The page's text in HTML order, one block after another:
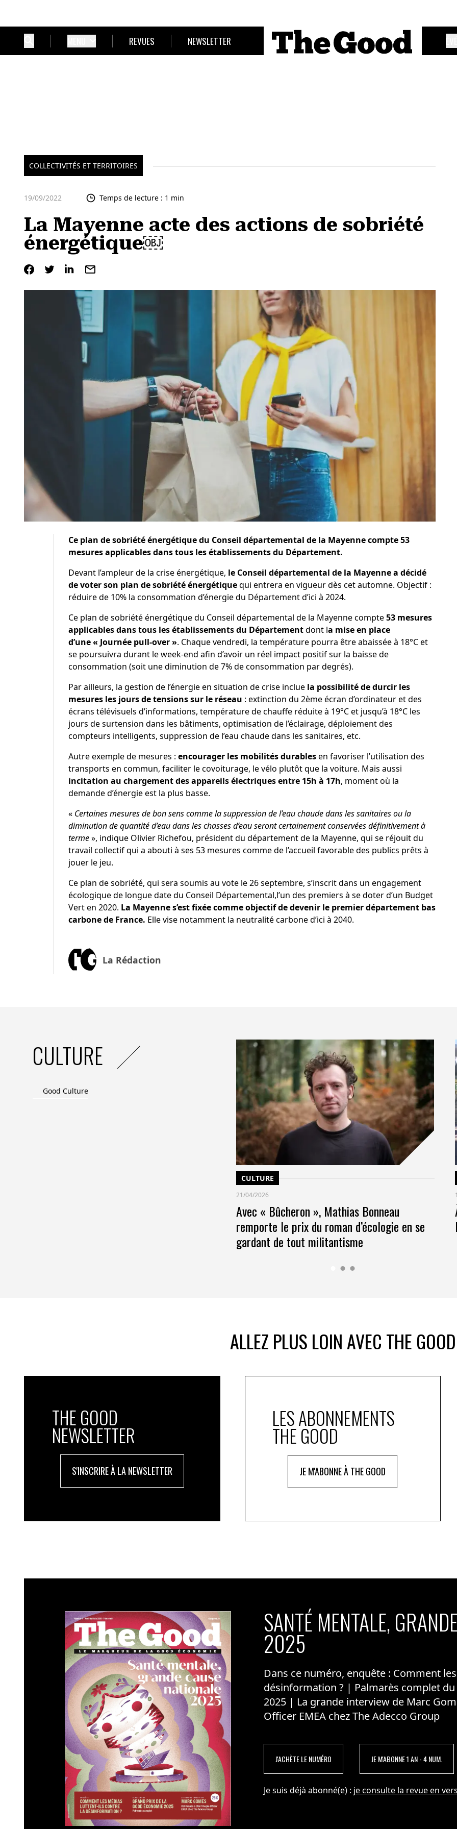
REVUES NEWSLETTER
COLLECTIVITÉS ET TERRITOIRES
19/09/2022 Temps de lecture : 1 min
La Mayenne acte des actions de sobriété
énergétique￼
Ce plan de sobriété énergétique du Conseil départemental de la Mayenne compte 53
mesures applicables dans tous les établissements du Département.
Devant l’ampleur de la crise énergétique, le Conseil départemental de la Mayenne a décidé
de voter son plan de sobriété énergétiquequi entrera en vigueur dès cet automne. Objectif :
réduire de 10% la consommation d’énergie du Département d’ici à 2024.
Ce plan de sobriété énergétique du Conseil départemental de la Mayenne compte53 mesures
applicables dans tous les établissements du Départementdont la mise en place
d’une « Journée pull-over ». Chaque vendredi, la température pourra être abaissée à 18°C et
se poursuivra durant le week-end afin d’avoir un réel impact positif sur la baisse de
consommation (soit une diminution de 7% de consommation par degrés).
Par ailleurs, la gestion de l’énergie en situation de crise inclue la possibilité de durcir les
mesures les jours de tensions sur le réseau : extinction du 2ème écran d’ordinateur et des
écrans télévisuels d’informations, température de chauffe réduite à 19°C et jusqu’à 18°C les
jours de surtension dans les bâtiments, optimisation de l’éclairage, déploiement des
compteurs intelligents, suppression de l’eau chaude dans les sanitaires, etc.
Autre exemple de mesures : encourager les mobilités durablesen favoriser l’utilisation des
transports en commun, faciliter le covoiturage, le vélo plutôt que la voiture. Mais aussi
incitation au chargement des appareils électriques entre 15h à 17h, moment où la
demande d’énergie est la plus basse.
« Certaines mesures de bon sens comme la suppression de l’eau chaude dans les sanitaires ou la
diminution de quantité d’eau dans les chasses d’eau seront certainement conservées définitivementà
terme», indique Olivier Richefou, président du département de la Mayenne, qui se réjouit du
travail collectif qui a abouti à ses 53 mesures comme de l’accueil favorable des publics prêts à
jouer le jeu.
Ce plan de sobriété, qui sera soumis au vote le 26 septembre, s’inscrit dans un engagement
écologique de longue date du Conseil Départemental,l’un des premiers à se doter d’un Budget
Vert en 2020. La Mayenne s’est fixée comme objectif de devenir le premier département bas
carbone de France. Elle vise notamment la neutralité carbone d’ici à 2040.
La Rédaction
CULTURE
Good Culture
CULTURE
21/04/2026
Avec « Bûcheron », Mathias Bonneau
remporte le prix du roman d’écologie en se
gardant de tout militantisme
ALLEZ PLUS LOIN AVEC THE GOOD
THE GOOD
NEWSLETTER
S'INSCRIRE À LA NEWSLETTER
LES ABONNEMENTS
THE GOOD
JE M'ABONNE À THE GOOD
SANTÉ MENTALE,
2025
Dans ce numéro, enquête : Comment
désinformation ? | Palmarès complet
2025 | La grande interview de Marc
Officer EMEA chez The Adecco Group
J'ACHÈTE LE NUMÉRO JE M'ABONNE 1 AN - 4 NUM.
Je suis déjà abonné(e) : je consulte la revue en